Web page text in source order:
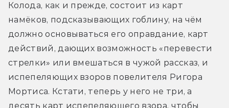
Колода, как и прежде, состоит из карт
намёков, подсказывающих гоблину, на чём
должно основываться его оправдание, карт
действий, дающих возможность «перевести
стрелки» или вмешаться в чужой рассказ, и
испепеляющих взоров повелителя Ригора
Мортиса. Кстати, теперь у него не три, а
десять карт испепеляющего взора, чтобы